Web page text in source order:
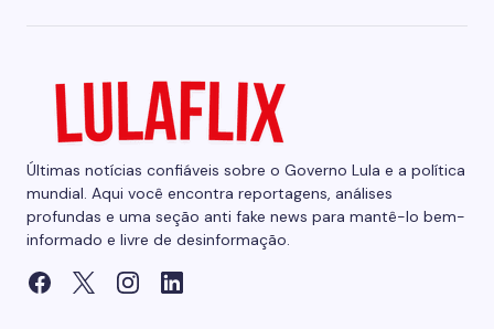
Últimas notícias confiáveis sobre o Governo Lula e a política
mundial. Aqui você encontra reportagens, análises
profundas e uma seção anti fake news para mantê-lo bem-
informado e livre de desinformação.